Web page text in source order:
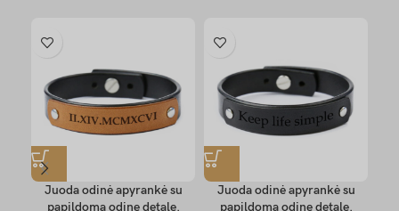
Juoda odinė apyrankė su
papildoma odine detale.
Juoda odinė apyrankė su
papildoma odine detale.